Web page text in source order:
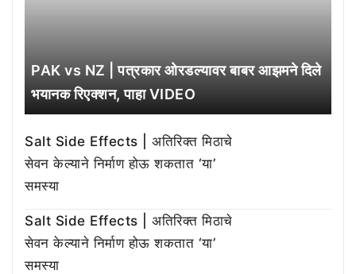
PAK vs NZ | पत्रकार ओरडल्यावर बाबर आझमने दिले
भयानक रिएक्शन, पाहा VIDEO
Salt Side Effects | अतिरिक्त मिठाचे
सेवन केल्याने निर्माण होऊ शकतात ‘या’
समस्या
Salt Side Effects | अतिरिक्त मिठाचे
सेवन केल्याने निर्माण होऊ शकतात ‘या’
समस्या